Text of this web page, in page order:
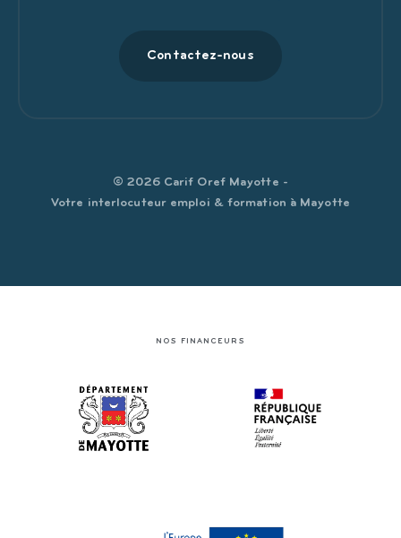
Contactez-nous
© 2026 Carif Oref Mayotte -
Votre interlocuteur emploi & formation à Mayotte
NOS FINANCEURS